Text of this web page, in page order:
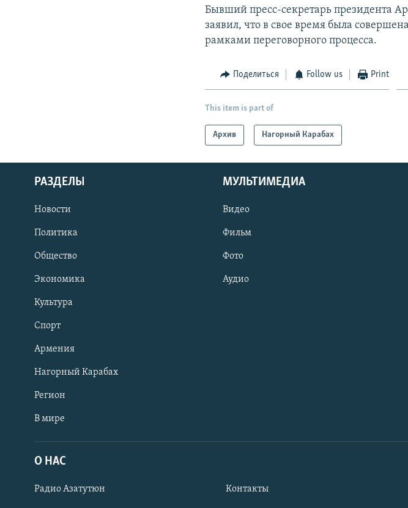
Бывший пресс-секретарь президента
заявил, что в свое время была
рамками переговорного процесса.
Поделиться Follow us Print
This item is part of
Архив Нагорный Карабах
РАЗДЕЛЫ
Новости
Политика
Общество
Экономика
Культура
Спорт
Армения
Нагорный Карабах
Регион
В мире
МУЛЬТИМЕДИА
Видео
Фильм
Фото
Аудио
О НАС
Радио Азатутюн Контакты